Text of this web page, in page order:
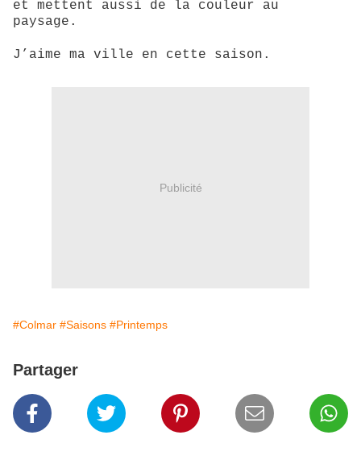
et mettent aussi de la couleur au
paysage.
J’aime ma ville en cette saison.
Publicité
#Colmar #Saisons #Printemps
Partager